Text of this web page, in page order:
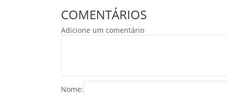
COMENTÁRIOS
Adicione um comentário
Nome: